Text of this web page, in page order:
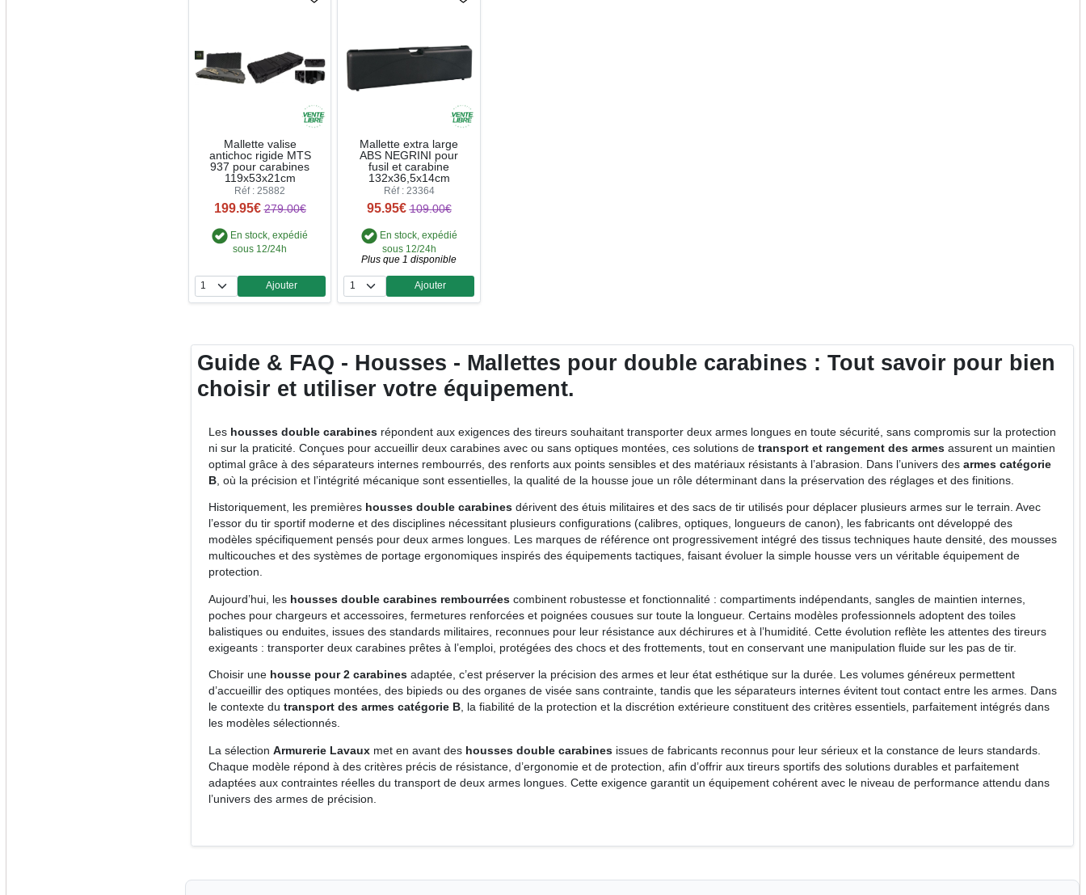
Mallette valise
antichoc rigide MTS
937 pour carabines
119x53x21cm
Réf : 25882
199.95€ 279.00€
En stock, expédié
sous 12/24h
Quantité
Ajouter
Mallette extra large
ABS NEGRINI pour
fusil et carabine
132x36,5x14cm
Réf : 23364
95.95€ 109.00€
En stock, expédié
sous 12/24h
Plus que 1 disponible
Quantité
Ajouter
Guide & FAQ - Housses - Mallettes pour double carabines : Tout savoir pour bien
choisir et utiliser votre équipement.
Les housses double carabinesrépondent aux exigences des tireurs souhaitant transporter deux armes longues en toute sécurité, sans compromis sur la protection
ni sur la praticité. Conçues pour accueillir deux carabines avec ou sans optiques montées, ces solutions de transport et rangement des armesassurent un maintien
optimal grâce à des séparateurs internes rembourrés, des renforts aux points sensibles et des matériaux résistants à l’abrasion. Dans l’univers des armes catégorie
B, où la précision et l’intégrité mécanique sont essentielles, la qualité de la housse joue un rôle déterminant dans la préservation des réglages et des finitions.
Historiquement, les premières housses double carabinesdérivent des étuis militaires et des sacs de tir utilisés pour déplacer plusieurs armes sur le terrain. Avec
l’essor du tir sportif moderne et des disciplines nécessitant plusieurs configurations (calibres, optiques, longueurs de canon), les fabricants ont développé des
modèles spécifiquement pensés pour deux armes longues. Les marques de référence ont progressivement intégré des tissus techniques haute densité, des mousses
multicouches et des systèmes de portage ergonomiques inspirés des équipements tactiques, faisant évoluer la simple housse vers un véritable équipement de
protection.
Aujourd’hui, les housses double carabines rembourréescombinent robustesse et fonctionnalité : compartiments indépendants, sangles de maintien internes,
poches pour chargeurs et accessoires, fermetures renforcées et poignées cousues sur toute la longueur. Certains modèles professionnels adoptent des toiles
balistiques ou enduites, issues des standards militaires, reconnues pour leur résistance aux déchirures et à l’humidité. Cette évolution reflète les attentes des tireurs
exigeants : transporter deux carabines prêtes à l’emploi, protégées des chocs et des frottements, tout en conservant une manipulation fluide sur les pas de tir.
Choisir une housse pour 2 carabinesadaptée, c’est préserver la précision des armes et leur état esthétique sur la durée. Les volumes généreux permettent
d’accueillir des optiques montées, des bipieds ou des organes de visée sans contrainte, tandis que les séparateurs internes évitent tout contact entre les armes. Dans
le contexte du transport des armes catégorie B, la fiabilité de la protection et la discrétion extérieure constituent des critères essentiels, parfaitement intégrés dans
les modèles sélectionnés.
La sélection Armurerie Lavauxmet en avant des housses double carabinesissues de fabricants reconnus pour leur sérieux et la constance de leurs standards.
Chaque modèle répond à des critères précis de résistance, d’ergonomie et de protection, afin d’offrir aux tireurs sportifs des solutions durables et parfaitement
adaptées aux contraintes réelles du transport de deux armes longues. Cette exigence garantit un équipement cohérent avec le niveau de performance attendu dans
l’univers des armes de précision.